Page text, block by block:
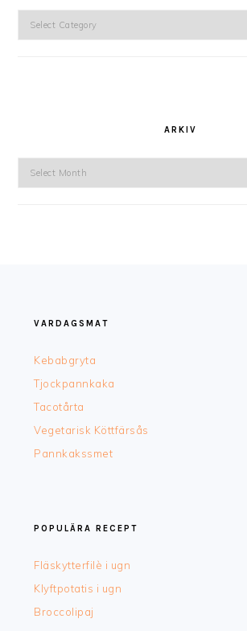
Kategorier
ARKIV
Arkiv
VARDAGSMAT
Kebabgryta
Tjockpannkaka
Tacotårta
Vegetarisk Köttfärsås
Pannkakssmet
POPULÄRA RECEPT
Fläskytterfilè i ugn
Klyftpotatis i ugn
Broccolipaj